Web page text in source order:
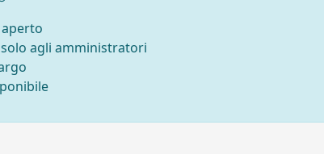
agli amministratori